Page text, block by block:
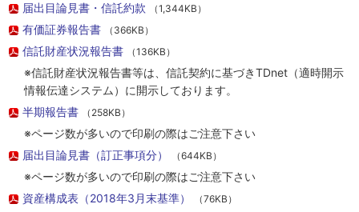
届出目論見書・信託約款 （1,344KB）
有価証券報告書 （366KB）
信託財産状況報告書 （136KB）
※信託財産状況報告書等は、信託契約に基づきTDnet（適時開示
情報伝達システム）に開示しております。
半期報告書
（258KB）
※ページ数が多いので印刷の際はご注意下さい
届出目論見書（訂正事項分）
（644KB）
※ページ数が多いので印刷の際はご注意下さい
資産構成表（2018年3月末基準）
（76KB）